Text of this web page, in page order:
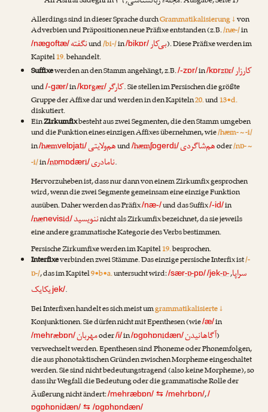
Allerdings sind in dieser Sprache durchGrammatikalisierung ↓von
Adverbien und Präpositionen neue Präfixe entstanden (z.B./næ-/in
/nægoftæ/نگفتهund/bi-/in/bikɒr/بی‌کار). Diese Präfixe werden im
Kapitel19.behandelt.
Suffixewerden an den Stamm angehängt, z.B./-zɒr/in/kɒrzɒr/کارزار
und/-gær/in/kɒrgær/کارگر. Sie stellen im Persischen die größte
Gruppe der Affixe dar und werden in den Kapiteln20.und13•d.
diskutiert.
EinZirkumfixbesteht aus zwei Segmenten, die den Stamm umgeben
und die Funktion eines einzigen Affixes übernehmen, wie/hæm- ~ -i/
in/hæmvelɒjati/هم‌ولایتیund/hæmʃɒgerdi/هم‌شاگردیoder/nɒ- ~
-i/in/nɒmɒdæri/نامادری.
Hervorzuheben ist, dass nur dann von einem Zirkumfix gesprochen
wird, wenn die zwei Segmente gemeinsam eine einzige Funktion
ausüben. Daher werden das Präfix/næ-/und das Suffix/-id/in
/nænevisid/ننویسیدnicht als Zirkumfix bezeichnet, da sie jeweils
eine andere grammatische Kategorie des Verbs bestimmen.
Persische Zirkumfixe werden im Kapitel19.besprochen.
Interfixeverbinden zwei Stämme. Das einzige persische Interfix ist/-
ɒ-/, das im Kapitel9•b•a.untersucht wird:/sær-ɒ-pɒ/ سراپا,
/jek-ɒ-
jek/یکایک
.
Bei Interfixen handelt es sich meist umgrammatikalisierte ↓
Konjunktionen. Sie dürfen nicht mit Epenthesen (wie/æ/in
/mehræbɒn/مهربانoder/i/in/ɒgɒhɒnidæn/آگاهانیدن)
verwechselt werden. Epenthesen sind Phoneme oder Phonemfolgen,
die aus phonotaktischen Gründen zwischen Morpheme eingeschaltet
werden. Sie sind nicht bedeutungstragend (also keine Morpheme), so
dass ihr Wegfall die Bedeutung oder die grammatische Rolle der
Äußerung nicht ändert:/mehræbɒn/⇆ /mehrbɒn/,/
ɒgɒhɒnidæn/⇆ /ɒgɒhɒndæn/